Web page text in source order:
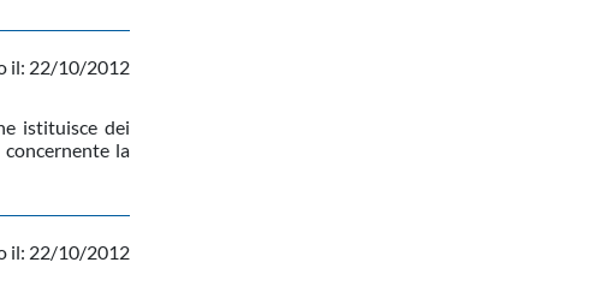
il: 22/10/2012
istituisce dei
la
il: 22/10/2012